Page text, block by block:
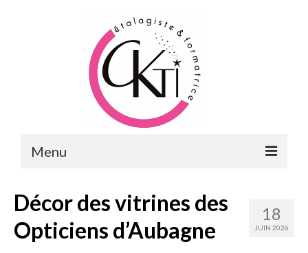
Menu
FORMATIONS DU POINT DE VENTE
18
JUIN 2026
Décor des vitrines des
Opticiens d’Aubagne